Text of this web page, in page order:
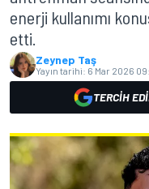
enerji kullanımı
etti.
Zeynep Taş
Yayın tarihi: 6 Mar 2026
TERCIH